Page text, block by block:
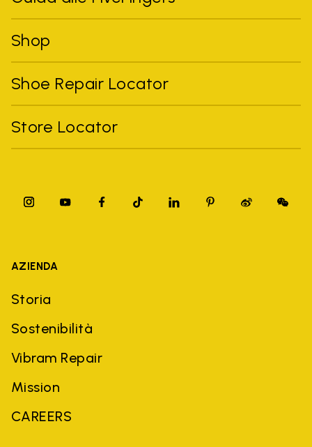
Shop
Shoe Repair Locator
Store Locator
AZIENDA
Storia
Sostenibilità
Vibram Repair
Mission
CAREERS